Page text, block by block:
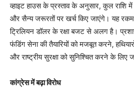
व्हाइट हाउस के प्रस्ताव के अनुसार, कुल राशि
और सैन्य जरूरतों पर खर्च किए जाएंगे। यह
ट्रिलियन डॉलर के रक्षा बजट से अलग है।
फंडिंग सेना की तैयारियों को मजबूत करने,
और राष्ट्रीय सुरक्षा को सुनिश्चित करने के लिए
कांग्रेस में बढ़ा विरोध